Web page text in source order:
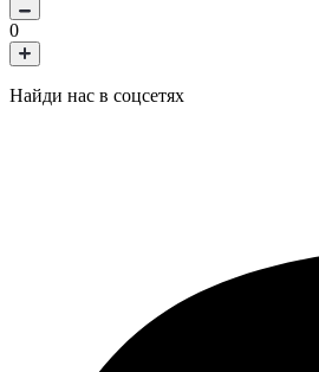
0
Найди нас в соцсетях